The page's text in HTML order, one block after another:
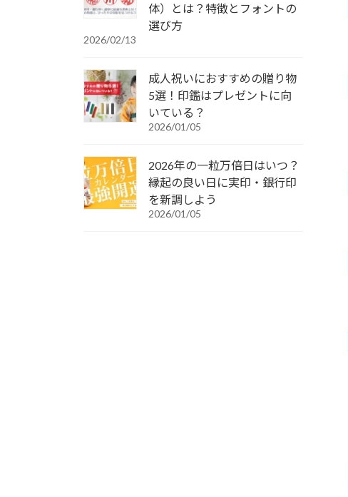
体）とは？特徴とフォントの
選び方
2026/02/13
成人祝いにおすすめの贈り物
5選！印鑑はプレゼントに向
いている？
2026/01/05
2026年の一粒万倍日はいつ？
縁起の良い日に実印・銀行印
を新調しよう
2026/01/05